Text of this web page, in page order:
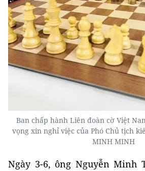
Ban chấp hành Liên đoàn cờ Việt
vọng xin nghỉ việc của Phó Chủ tịch
MINH MINH
Ngày 3-6, ông Nguyễn Minh